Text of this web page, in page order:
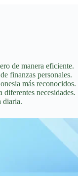
de manera eficiente.
finanzas personales.
más reconocidos.
diferentes necesidades.
diaria.